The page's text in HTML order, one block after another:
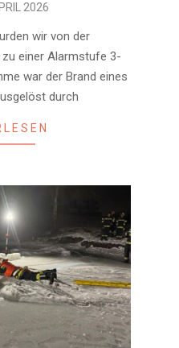
2026
wir von der
einer Alarmstufe 3-
war der Brand eines
durch